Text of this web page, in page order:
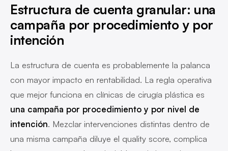
Estructura de cuenta granular: una
campaña por procedimiento y por
intención
La estructura de cuenta es probablemente la palanca
con mayor impacto en rentabilidad. La regla operativa
que mejor funciona en clínicas de cirugía plástica es
una campaña por procedimiento y por nivel de
intención. Mezclar intervenciones distintas dentro de
una misma campaña diluye el quality score, complica